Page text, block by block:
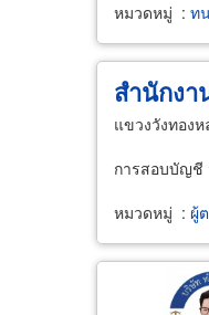
หมวดหมู่ : ท
สำนักง
แขวงวังทอง
การสอบบัญชี
หมวดหมู่ : ผู้